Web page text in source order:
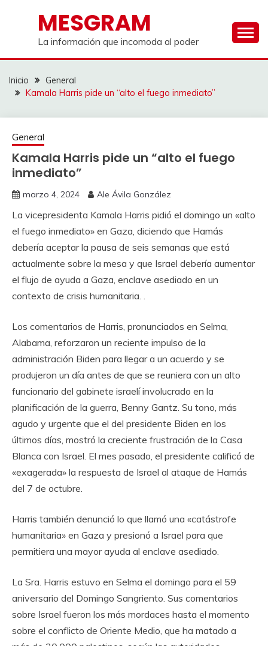
contenidoMESGRAM
La información que incomoda al poder
Inicio
General
Kamala Harris pide un “alto el fuego inmediato”
General
Kamala Harris pide un “alto el fuego
inmediato”
marzo 4, 2024 Ale Ávila González
La vicepresidenta Kamala Harris pidió el domingo un «alto
el fuego inmediato» en Gaza, diciendo que Hamás
debería aceptar la pausa de seis semanas que está
actualmente sobre la mesa y que Israel debería aumentar
el flujo de ayuda a Gaza, enclave asediado en un
contexto de crisis humanitaria. .
Los comentarios de Harris, pronunciados en Selma,
Alabama, reforzaron un reciente impulso de la
administración Biden para llegar a un acuerdo y se
produjeron un día antes de que se reuniera con un alto
funcionario del gabinete israelí involucrado en la
planificación de la guerra, Benny Gantz. Su tono, más
agudo y urgente que el del presidente Biden en los
últimos días, mostró la creciente frustración de la Casa
Blanca con Israel. El mes pasado, el presidente calificó de
«exagerada» la respuesta de Israel al ataque de Hamás
del 7 de octubre.
Harris también denunció lo que llamó una «catástrofe
humanitaria» en Gaza y presionó a Israel para que
permitiera una mayor ayuda al enclave asediado.
La Sra. Harris estuvo en Selma el domingo para el 59
aniversario del Domingo Sangriento. Sus comentarios
sobre Israel fueron los más mordaces hasta el momento
sobre el conflicto de Oriente Medio, que ha matado a